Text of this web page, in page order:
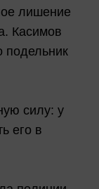
лишение
Касимов
подельник
силу: у
его в